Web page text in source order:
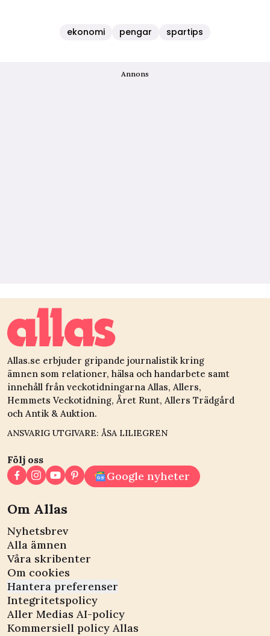
ekonomi pengar spartips
Annons
Allas.se erbjuder gripande journalistik kring
ämnen som relationer, hälsa och handarbete samt
innehåll från veckotidningarna Allas, Allers,
Hemmets Veckotidning, Året Runt, Allers Trädgård
och Antik & Auktion.
ANSVARIG UTGIVARE: ÅSA LILIEGREN
Följ oss
Google nyheter
Om Allas
Nyhetsbrev
Alla ämnen
Våra skribenter
Om cookies
Hantera preferenser
Integritetspolicy
Aller Medias AI-policy
Kommersiell policy Allas